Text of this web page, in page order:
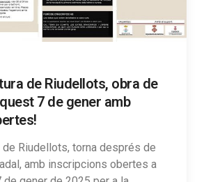
de Riudellots, obra de
7 de gener amb
de Riudellots, torna després de
amb inscripcions obertes a